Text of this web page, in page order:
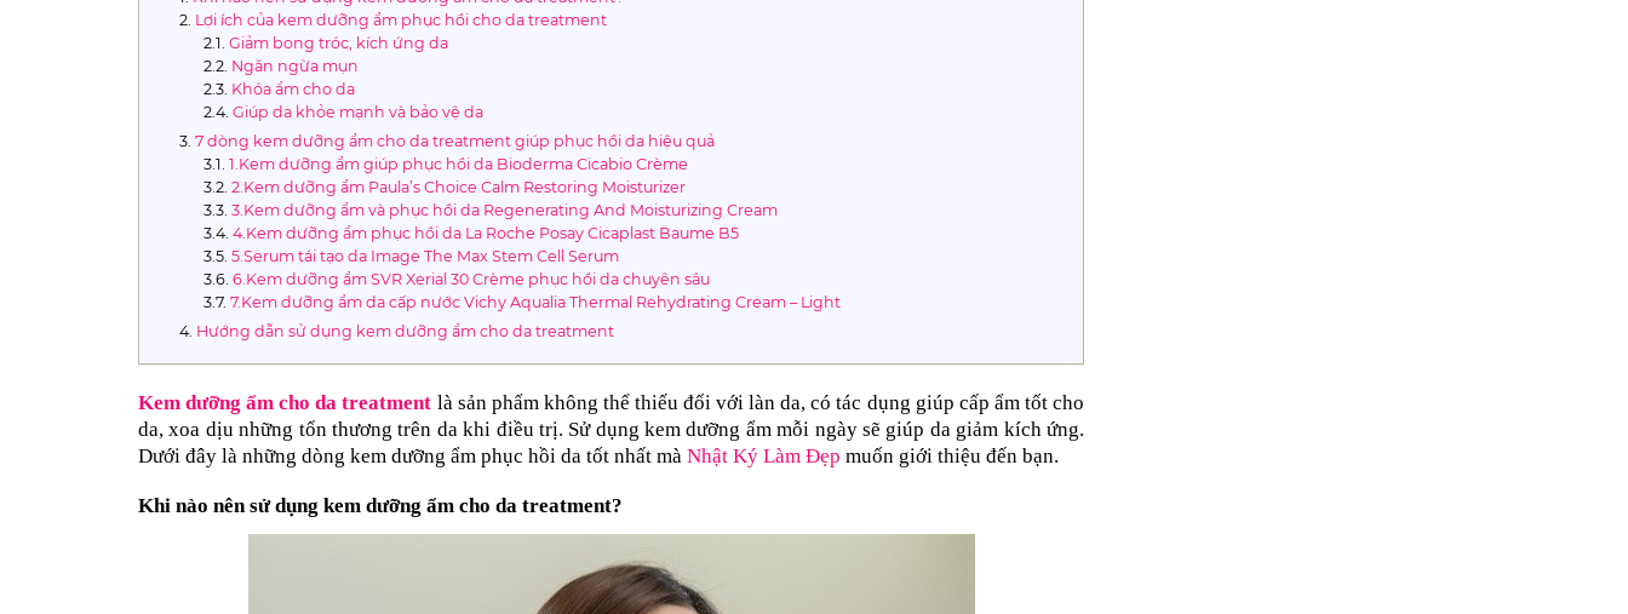
Lợi ích của kem dưỡng ẩm phục hồi cho da treatment
Giảm bong tróc, kích ứng da
Ngăn ngừa mụn
Khóa ẩm cho da
Giúp da khỏe mạnh và bảo vệ da
7 dòng kem dưỡng ẩm cho da treatment giúp phục hồi da hiệu quả
1.Kem dưỡng ẩm giúp phục hồi da Bioderma Cicabio Crème
2.Kem dưỡng ẩm Paula’s Choice Calm Restoring Moisturizer
3.Kem dưỡng ẩm và phục hồi da Regenerating And Moisturizing Cream
4.Kem dưỡng ẩm phục hồi da La Roche Posay Cicaplast Baume B5
5.Serum tái tạo da Image The Max Stem Cell Serum
6.Kem dưỡng ẩm SVR Xerial 30 Crème phục hồi da chuyên sâu
7.Kem dưỡng ẩm da cấp nước Vichy Aqualia Thermal Rehydrating Cream – Light
Hướng dẫn sử dụng kem dưỡng ẩm cho da treatment
Kem dưỡng ẩm cho da treatment là sản phẩm không thể thiếu đối với làn da, có tác dụng giúp cấp ẩm tốt cho
da, xoa dịu những tổn thương trên da khi điều trị. Sử dụng kem dưỡng ẩm mỗi ngày sẽ giúp da giảm kích ứng.
Dưới đây là những dòng kem dưỡng ẩm phục hồi da tốt nhất mà Nhật Ký Làm Đẹp muốn giới thiệu đến bạn.
Khi nào nên sử dụng kem dưỡng ẩm cho da treatment?